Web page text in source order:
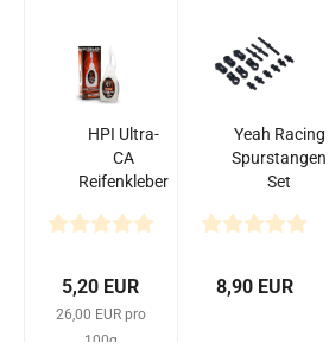
HPI Ultra-
CA
Reifenkleber
5,20 EUR
26,00 EUR pro
100g
Yeah Racing
Spurstangen
Set
für Tamiya...
8,90 EUR